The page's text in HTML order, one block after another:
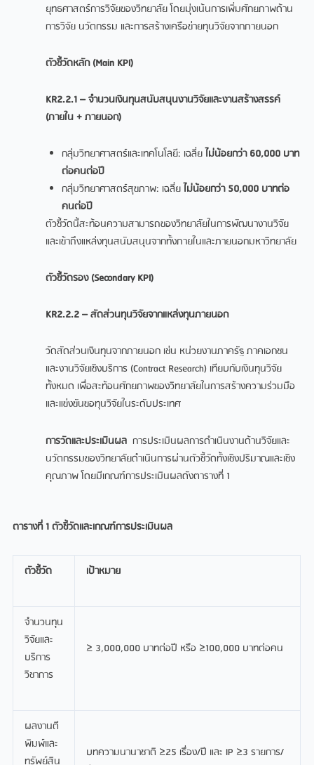
ยุทธศาสตร์การวิจัยของวิทยาลัย โดยมุ่งเน้นการเพิ่มศักยภาพด้าน
การวิจัย นวัตกรรม และการสร้างเครือข่ายทุนวิจัยจากภายนอก
ตัวชี้วัดหลัก (Main KPI)
KR2.2.1 – จำนวนเงินทุนสนับสนุนงานวิจัยและงานสร้างสรรค์
(ภายใน + ภายนอก)
กลุ่มวิทยาศาสตร์และเทคโนโลยี: เฉลี่ยไม่น้อยกว่า60,000 บาท
ต่อคนต่อปี
กลุ่มวิทยาศาสตร์สุขภาพ: เฉลี่ยไม่น้อยกว่า50,000 บาทต่อ
คนต่อปี
ตัวชี้วัดนี้สะท้อนความสามารถของวิทยาลัยในการพัฒนางานวิจัย
และเข้าถึงแหล่งทุนสนับสนุนจากทั้งภายในและภายนอกมหาวิทยาลัย
ตัวชี้วัดรอง (Secondary KPI)
KR2.2.2 – สัดส่วนทุนวิจัยจากแหล่งทุนภายนอก
วัดสัดส่วนเงินทุนจากภายนอก เช่น หน่วยงานภาครัฐ ภาคเอกชน
และงานวิจัยเชิงบริการ (Contract Research) เทียบกับเงินทุนวิจัย
ทั้งหมด เพื่อสะท้อนศักยภาพของวิทยาลัยในการสร้างความร่วมมือ
และแข่งขันขอทุนวิจัยในระดับประเทศ
การวัดและประเมินผล การประเมินผลการดำเนินงานด้านวิจัยและ
นวัตกรรมของวิทยาลัยดำเนินการผ่านตัวชี้วัดทั้งเชิงปริมาณและเชิง
คุณภาพ โดยมีเกณฑ์การประเมินผลดังตารางที่ 1
ตารางที่1 ตัวชี้วัดและเกณฑ์การประเมินผล
ตัวชี้วัด เป้าหมาย
จำนวนทุน
วิจัยและ
บริการ
วิชาการ
≥ 3,000,000 บาทต่อปี หรือ ≥100,000 บาทต่อคน
ผลงานตี
พิมพ์และ
ทรัพย์สิน
บทความนานาชาติ ≥25 เรื่อง/ปี และ IP ≥3 รายการ/